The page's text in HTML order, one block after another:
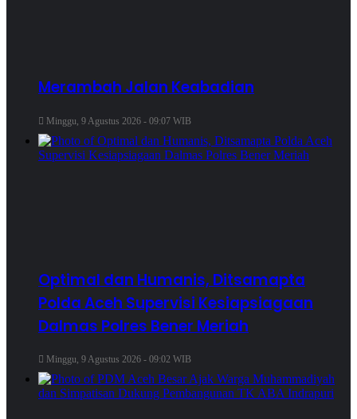
Merambah Jalan Keabadian
Minggu, 9 Agustus 2026 - 09:07 WIB
Optimal dan Humanis, Ditsamapta
Polda Aceh Supervisi Kesiapsiagaan
Dalmas Polres Bener Meriah
Minggu, 9 Agustus 2026 - 09:02 WIB